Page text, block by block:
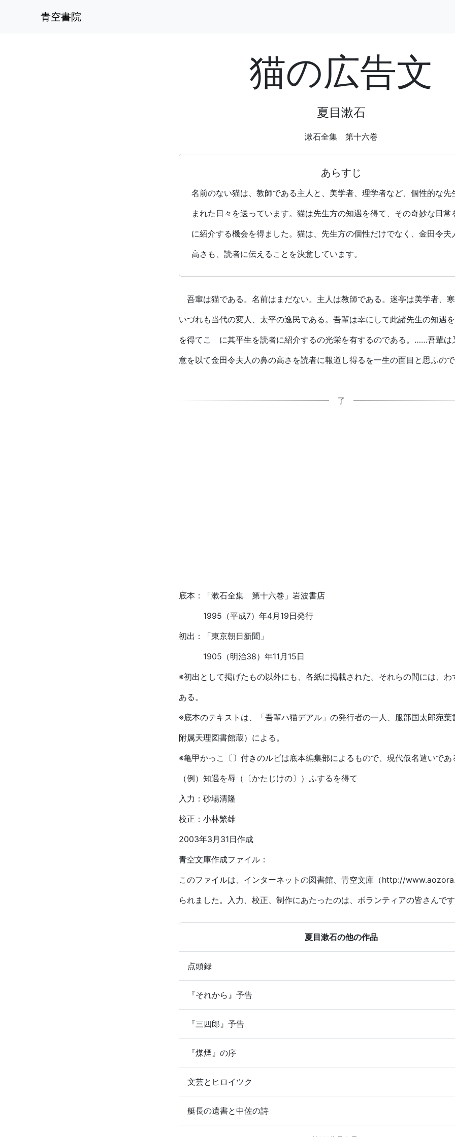
青空書院
猫の広告文
夏目漱石
漱石全集 第十六巻
あらすじ
名前のない猫は、教師である主人と、美学者、理学者など、個性的な先
まれた日々を送っています。猫は先生方の知遇を得て、その奇妙な日常
に紹介する機会を得ました。猫は、先生方の個性だけでなく、金田令夫
高さも、読者に伝えることを決意しています。
吾輩は猫である。名前はまだない。主人は教師である。迷亭は美学者、寒
いづれも当代の変人、太平の逸民である。吾輩は幸にして此諸先生の知遇を
を得てこゝに其平生を読者に紹介するの光栄を有するのである。……吾輩は
意を以て金田令夫人の鼻の高さを読者に報道し得るを一生の面目と思ふの
了
底本：「漱石全集 第十六巻」岩波書店
1995（平成7）年4月19日発行
初出：「東京朝日新聞」
1905（明治38）年11月15日
※初出として掲げたもの以外にも、各紙に掲載された。それらの間には、わ
ある。
※底本のテキストは、「吾輩ハ猫デアル」の発行者の一人、服部国太郎宛葉
附属天理図書館蔵）による。
※亀甲かっこ〔〕付きのルビは底本編集部によるもので、現代仮名遣いであ
（例）知遇を辱（〔かたじけの〕）ふするを得て
入力：砂場清隆
校正：小林繁雄
2003年3月31日作成
青空文庫作成ファイル：
このファイルは、インターネットの図書館、青空文庫（http://
られました。入力、校正、制作にあたったのは、ボランティアの皆さんです
夏目漱石の他の作品
点頭録
『それから』予告
『三四郎』予告
『煤煙』の序
文芸とヒロイツク
艇長の遺書と中佐の詩